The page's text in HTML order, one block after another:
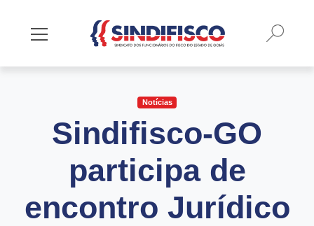
Mostrar/Esconder menu
Notícias
Sindifisco-GO
participa de
encontro Jurídico